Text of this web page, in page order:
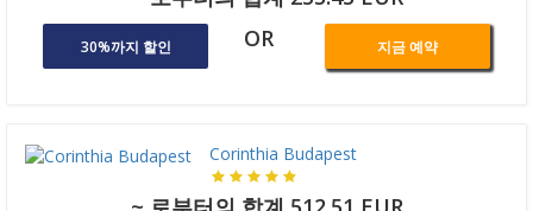
30%까지 할인 OR 지금 예약
Corinthia Budapest